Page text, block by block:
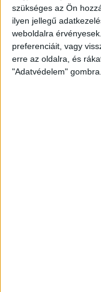
szükséges az Ön
ilyen jellegű
weboldalra
preferenciáit, vagy
erre az oldalra, és
"Adatvédelem" gombra.
Raval